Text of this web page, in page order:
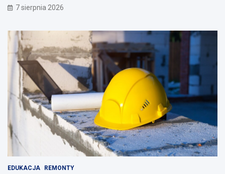
7 sierpnia 2026
EDUKACJA REMONTY